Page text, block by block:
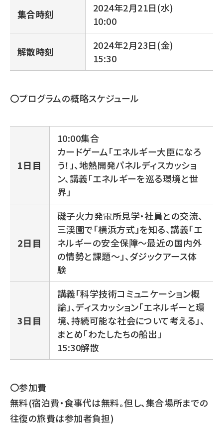
集合時刻
2024年2月21日(水)
10:00
解散時刻
2024年2月23日(金)
15:30
〇プログラムの概略スケジュール
1日目
10:00集合
カードゲーム「エネルギー大臣になろ
う！」、地熱開発パネルディスカッショ
ン、講義「エネルギーを巡る環境と世
界」
2日目
磯子火力発電所見学・社員との交流、
三渓園で「横浜方式」を知る、講義「エ
ネルギーの安全保障～最近の国内外
の情勢と課題～」、ダジックアース体
験
3日目
講義「科学技術コミュニケーション概
論」、ディスカッション「エネルギーと環
境、持続可能な社会について考える」、
まとめ「わたしたちの船出」
15:30解散
〇参加費
無料(宿泊費・食事代は無料。但し、集合場所までの
往復の旅費は参加者負担)